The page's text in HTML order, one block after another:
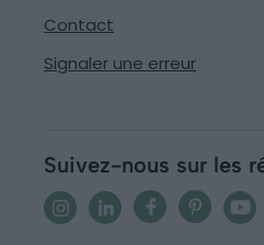
Contact
Signaler une erreur
Suivez-nous sur les